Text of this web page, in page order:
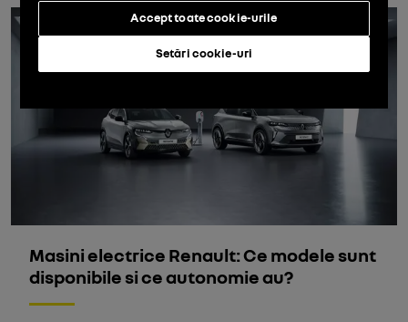
Masini electrice Renault: Ce modele sunt
disponibile si ce autonomie au?
Setări cookie-uri
Accept toate cookie-urile